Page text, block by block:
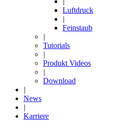
Luftdruck
|
Feinstaub
|
Tutorials
|
Produkt Videos
|
Download
|
News
|
Karriere